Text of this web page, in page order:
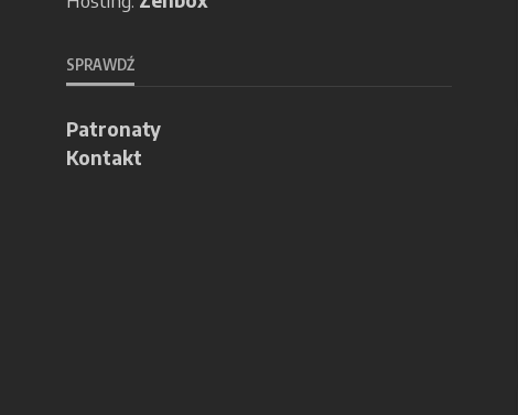
SPRAWDŹ
Patronaty
Kontakt